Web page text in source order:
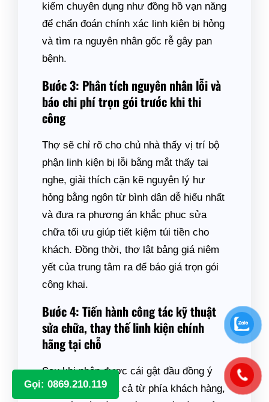
Gọi: 0869.210.119
kiểm chuyên dụng như đồng hồ vạn năng
để chẩn đoán chính xác linh kiện bị hỏng
và tìm ra nguyên nhân gốc rễ gây pan
bệnh.
Bước 3: Phân tích nguyên nhân lỗi và
báo chi phí trọn gói trước khi thi
công
Thợ sẽ chỉ rõ cho chủ nhà thấy vị trí bộ
phận linh kiện bị lỗi bằng mắt thấy tai
nghe, giải thích cặn kẽ nguyên lý hư
hỏng bằng ngôn từ bình dân dễ hiểu nhất
và đưa ra phương án khắc phục sửa
chữa tối ưu giúp tiết kiệm túi tiền cho
khách. Đồng thời, thợ lật bảng giá niêm
yết của trung tâm ra để báo giá trọn gói
công khai.
Bước 4: Tiến hành công tác kỹ thuật
sửa chữa, thay thế linh kiện chính
hãng tại chỗ
Sau khi nhận được cái gật đầu đồng ý
thống nhất về giá cả từ phía khách hàng,